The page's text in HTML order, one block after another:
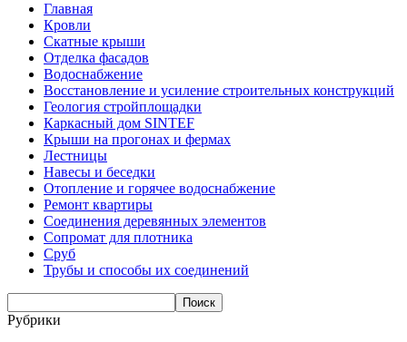
Главная
Кровли
Скатные крыши
Отделка фасадов
Водоснабжение
Восстановление и усиление строительных конструкций
Геология стройплощадки
Каркасный дом SINTEF
Крыши на прогонах и фермах
Лестницы
Навесы и беседки
Отопление и горячее водоснабжение
Ремонт квартиры
Соединения деревянных элементов
Сопромат для плотника
Сруб
Трубы и способы их соединений
Рубрики